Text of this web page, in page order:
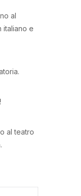
al
italiano e
al teatro